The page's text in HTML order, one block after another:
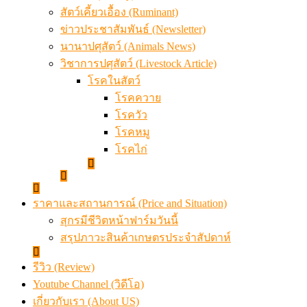
สัตว์เคี้ยวเอื้อง (Ruminant)
ข่าวประชาสัมพันธ์ (Newsletter)
นานาปศุสัตว์ (Animals News)
วิชาการปศุสัตว์ (Livestock Article)
โรคในสัตว์
โรคควาย
โรควัว
โรคหมู
โรคไก่
ราคาและสถานการณ์ (Price and Situation)
สุกรมีชีวิตหน้าฟาร์มวันนี้
สรุปภาวะสินค้าเกษตรประจำสัปดาห์
รีวิว (Review)
Youtube Channel (วิดีโอ)
เกี่ยวกับเรา (About US)